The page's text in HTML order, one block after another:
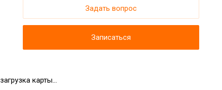
Задать вопрос
Записаться
загрузка карты...